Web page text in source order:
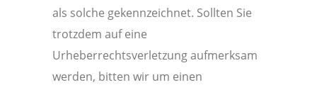
als solche gekennzeichnet. Sollten Sie
trotzdem auf eine
Urheberrechtsverletzung aufmerksam
werden, bitten wir um einen